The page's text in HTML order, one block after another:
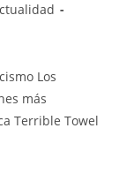
Los
más
Terrible Towel